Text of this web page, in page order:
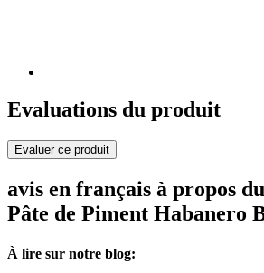
Evaluations du produit
Evaluer ce produit
avis en français à propos
Pâte de Piment Habanero
À lire sur notre blog: